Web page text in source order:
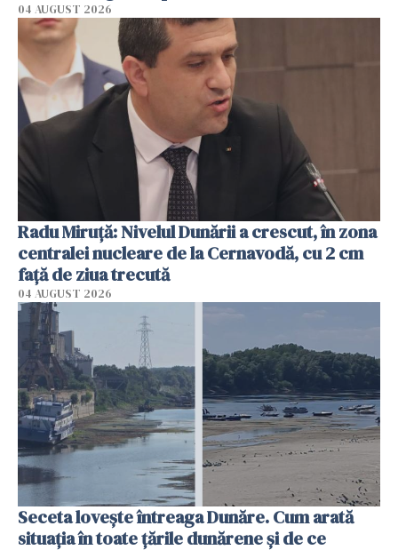
04 AUGUST 2026
Radu Miruţă: Nivelul Dunării a crescut, în zona
centralei nucleare de la Cernavodă, cu 2 cm
faţă de ziua trecută
04 AUGUST 2026
Seceta lovește întreaga Dunăre. Cum arată
situația în toate țările dunărene și de ce